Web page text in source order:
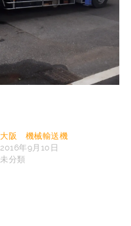
大阪 機械輸送機
2016年9月10日
未分類